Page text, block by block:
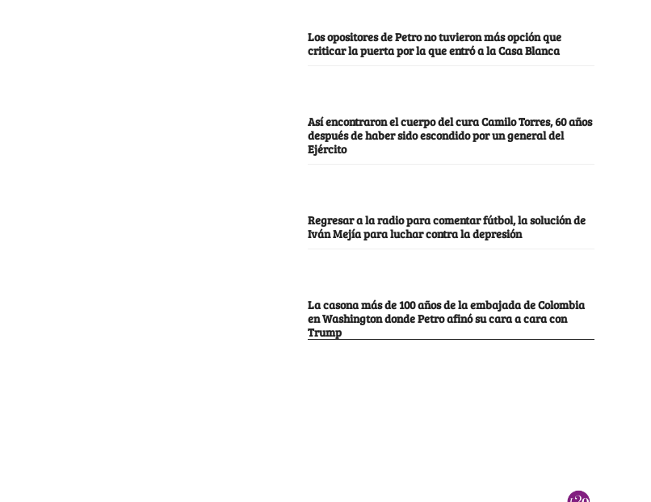
Los opositores de Petro no tuvieron más opción que
criticar la puerta por la que entró a la Casa Blanca
Así encontraron el cuerpo del cura Camilo Torres, 60 años
después de haber sido escondido por un general del
Ejército
Regresar a la radio para comentar fútbol, la solución de
Iván Mejía para luchar contra la depresión
La casona más de 100 años de la embajada de Colombia
en Washington donde Petro afinó su cara a cara con
Trump